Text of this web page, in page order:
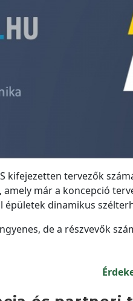
kifejezetten tervezők
, amely már a koncepció
dinamikus
de a részvevők